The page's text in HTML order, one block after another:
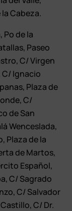
Cabeza.
Pº de la
Paseo
C/ Virgen
Ignacio
Plaza de
C/
de San
Wenceslada,
Plaza de la
de Martos,
Español,
C/ Sagrado
C/ Salvador
C/ Dr.